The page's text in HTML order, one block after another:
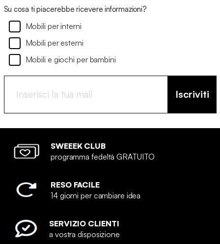
Su cosa ti piacerebbe ricevere informazioni?
Mobili per interni
Mobili per esterni
Mobili e giochi per bambini
Iscriviti
SWEEEK CLUB
programma fedeltà GRATUITO
RESO FACILE
14 giorni per cambiare idea
SERVIZIO CLIENTI
a vostra disposizione